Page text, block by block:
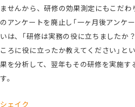
ませんから、研修の効果測定にもこだわ
のアンケートを廃止し「一ヶ月後アンケ
いは、「研修は実務の役に立ちましたか
ころに役に立ったか教えてください」と
果を分析して、翌年もその研修を実施す
す。
シェイク